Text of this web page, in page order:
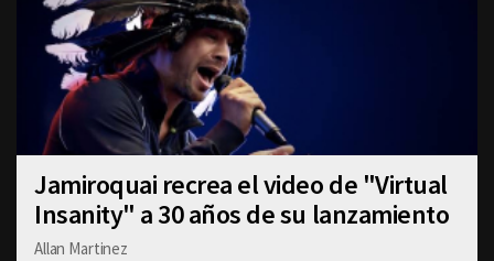
Jamiroquai recrea el video de "Virtual
Insanity" a 30 años de su lanzamiento
Allan Martinez